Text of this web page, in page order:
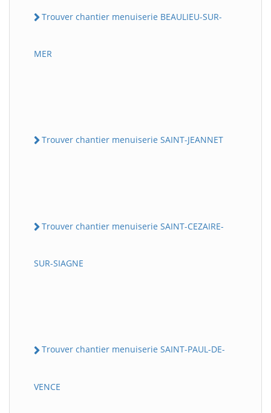
Trouver chantier menuiserie BEAULIEU-SUR-
MER
Trouver chantier menuiserie SAINT-JEANNET
Trouver chantier menuiserie SAINT-CEZAIRE-
SUR-SIAGNE
Trouver chantier menuiserie SAINT-PAUL-DE-
VENCE